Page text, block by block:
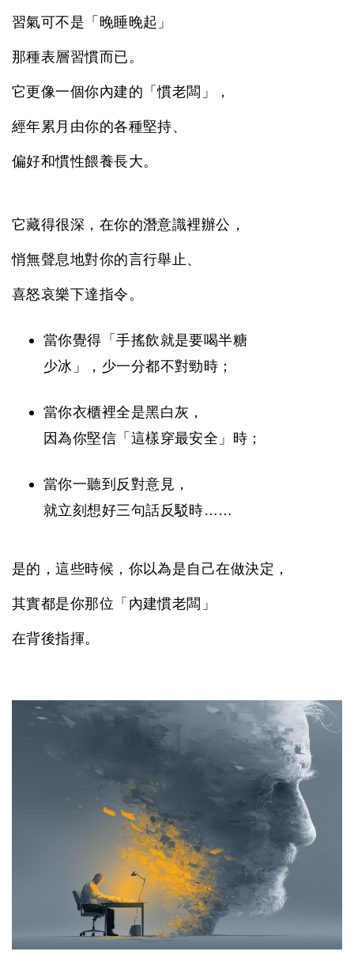
習氣可不是「晚睡晚起」
那種表層習慣而已。
它更像一個你內建的「慣老闆」，
經年累月由你的各種堅持、
偏好和慣性餵養長大。
它藏得很深，在你的潛意識裡辦公，
悄無聲息地對你的言行舉止、
喜怒哀樂下達指令。
當你覺得「手搖飲就是要喝半糖
少冰」，少一分都不對勁時；
當你衣櫃裡全是黑白灰，
因為你堅信「這樣穿最安全」時；
當你一聽到反對意見，
就立刻想好三句話反駁時……
是的，這些時候，你以為是自己在做決定，
其實都是你那位「內建慣老闆」
在背後指揮。